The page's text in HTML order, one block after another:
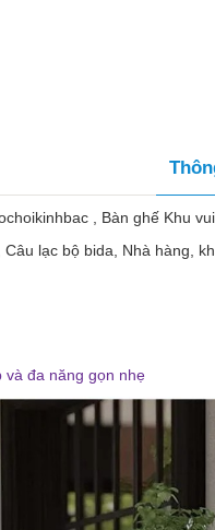
, Bàn ghế Khu
lạc bộ bida, Nhà hàng,
và đa năng gọn nhẹ